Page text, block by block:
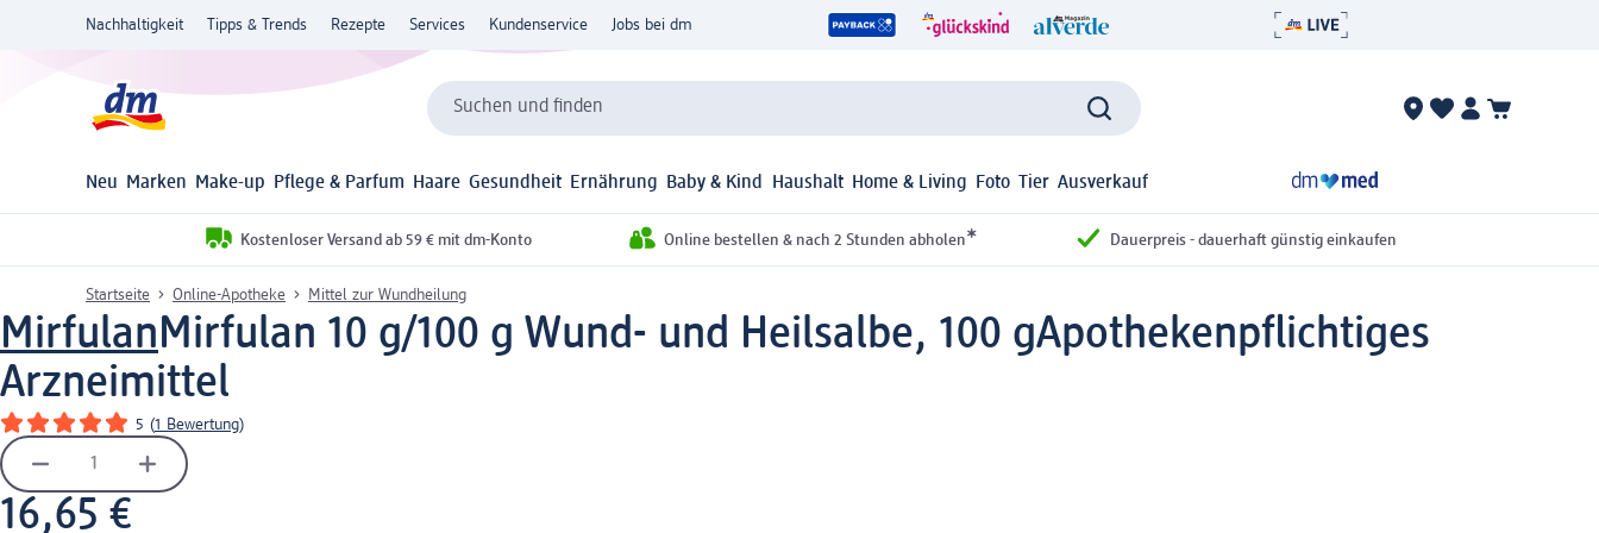
Nachhaltigkeit Tipps & Trends Rezepte Services Kundenservice Jobs bei dm
Suchen und finden
Neu Marken Make-up Pflege & Parfum Haare Gesundheit Ernährung Baby & Kind Haushalt Home & Living Foto Tier Ausverkauf
Kostenloser Versand ab 59 € mit dm-Konto Online bestellen & nach 2 Stunden abholen* Dauerpreis - dauerhaft günstig einkaufen
Startseite Online-Apotheke Mittel zur Wundheilung
MirfulanMirfulan 10 g/100 g Wund- und Heilsalbe, 100 gApothekenpflichtiges
Arzneimittel
5 (1 Bewertung)
16,65 €